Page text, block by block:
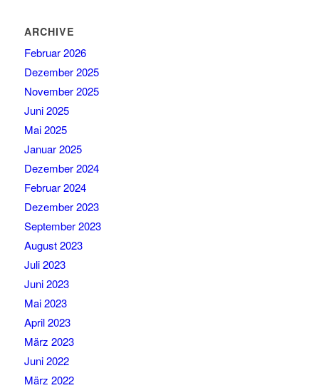
ARCHIVE
Februar 2026
Dezember 2025
November 2025
Juni 2025
Mai 2025
Januar 2025
Dezember 2024
Februar 2024
Dezember 2023
September 2023
August 2023
Juli 2023
Juni 2023
Mai 2023
April 2023
März 2023
Juni 2022
März 2022